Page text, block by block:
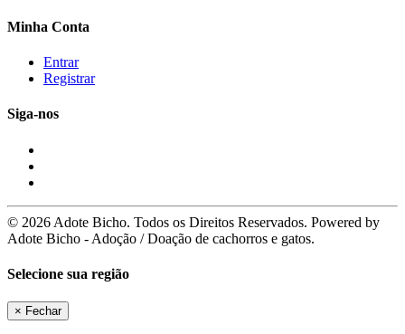
Minha Conta
Entrar
Registrar
Siga-nos
© 2026 Adote Bicho. Todos os Direitos Reservados. Powered by
Adote Bicho - Adoção / Doação de cachorros e gatos.
Selecione sua região
× Fechar